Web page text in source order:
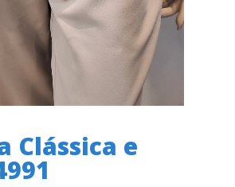
Clássica e